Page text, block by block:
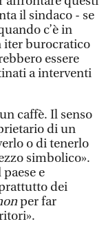
il sindaco - se
c’è in
iter burocratico
essere
a interventi
caffè. Il senso
di un
o di tenerlo
simbolico».
e
dei
per far